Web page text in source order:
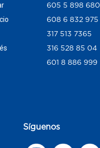
605 5 898 680
608 6 832 975
317 513 7365
316 528 85 04
601 8 886 999
Síguenos